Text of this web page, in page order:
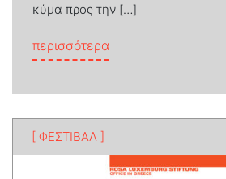
κύμα προς την […]
περισσότερα
[ ΦΕΣΤΙΒΑΛ ]